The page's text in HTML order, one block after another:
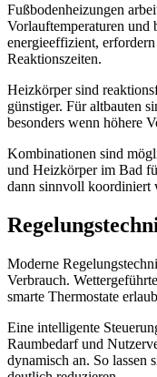
Fußbodenheizungen
Vorlauftemperaturen und
energieeffizient,
Reaktionszeiten.
Heizkörper sind
günstiger. Für altbauten
besonders wenn höhere
Kombinationen sind
und Heizkörper im Bad
dann sinnvoll koordiniert
Moderne
Verbrauch.
smarte Thermostate
Eine intelligente
Raumbedarf und
dynamisch an. So lassen